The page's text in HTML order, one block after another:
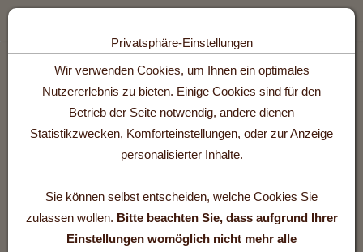
Zum Inhalt springen [AK + 0]
Zum Hauptmenü springen [AK + 1]
Zum Footer-Menü unten (angedockt an Browserrand) springen [AK
Zum Widget-Menü rechts springen [AK + 3]
Toggle
Privatsphäre-Einstellungen
Wir verwenden Cookies, um Ihnen ein optimales
Nutzererlebnis zu bieten. Einige Cookies sind für den
Betrieb der Seite notwendig, andere dienen
Statistikzwecken, Komforteinstellungen, oder zur Anzeige
personalisierter Inhalte.
Sie können selbst entscheiden, welche Cookies Sie
zulassen wollen. Bitte beachten Sie, dass aufgrund Ihrer
Einstellungen womöglich nicht mehr alle